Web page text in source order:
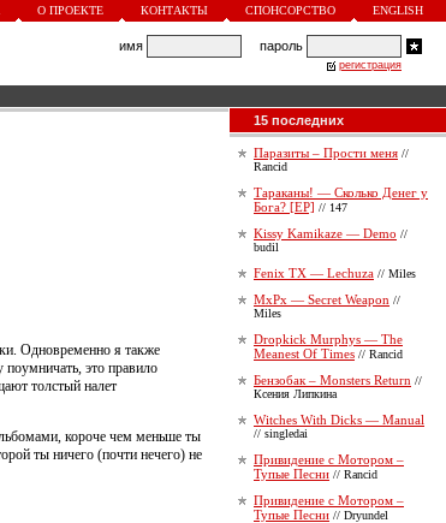
О ПРОЕКТЕ КОНТАКТЫ СПОНСОРСТВО ENGLISH
имя пароль
регистрация
Одновременно я также
это правило
толстый налет
короче чем меньше ты
ты ничего (почти нечего) не
15 последних
Паразиты – Прости меня //
Rancid
Тараканы! — Сколько Денег у
Бога? [EP] // 147
Kissy Kamikaze — Demo //
budil
Fenix TX — Lechuza // Miles
MxPx — Secret Weapon //
Miles
Dropkick Murphys — The
Meanest Of Times // Rancid
Бензобак – Monsters Return //
Ксения Липкина
Witches With Dicks — Manual
// singledai
Привидение с Мотором –
Тупые Песни // Rancid
Привидение с Мотором –
Тупые Песни // Dryundel